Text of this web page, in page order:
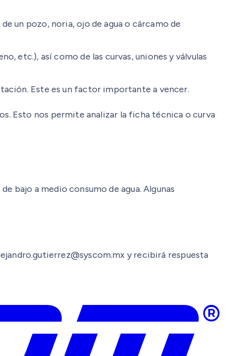
un pozo, noria, ojo de agua o cárcamo de
etc.), así como de las curvas, uniones y válvulas
Este es un factor importante a vencer.
Esto nos permite analizar la ficha técnica o curva
bajo a medio consumo de agua. Algunas
y recibirá respuesta